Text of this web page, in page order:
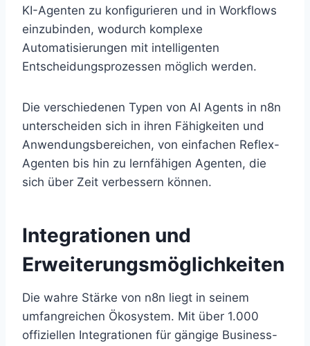
KI-Agenten zu konfigurieren und in Workflows
einzubinden, wodurch komplexe
Automatisierungen mit intelligenten
Entscheidungsprozessen möglich werden.
Die verschiedenen Typen von AI Agents in n8n
unterscheiden sich in ihren Fähigkeiten und
Anwendungsbereichen, von einfachen Reflex-
Agenten bis hin zu lernfähigen Agenten, die
sich über Zeit verbessern können.
Integrationen und
Erweiterungsmöglichkeiten
Die wahre Stärke von n8n liegt in seinem
umfangreichen Ökosystem. Mit über 1.000
offiziellen Integrationen für gängige Business-